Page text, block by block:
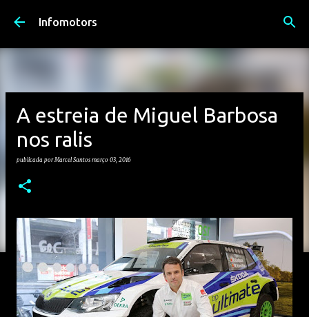
Avançar para o conteúdo principal
Infomotors
A estreia de Miguel Barbosa
nos ralis
publicada porMarcel Santos março 03, 2016